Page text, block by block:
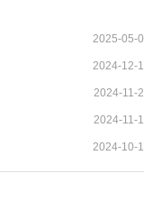
2025-05-
2024-12-
2024-11-
2024-11-
2024-10-